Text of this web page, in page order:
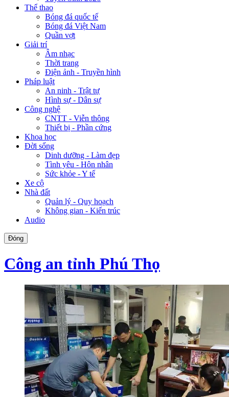
Thể thao
Bóng đá quốc tế
Bóng đá Việt Nam
Quần vợt
Giải trí
Âm nhạc
Thời trang
Điện ảnh - Truyền hình
Pháp luật
An ninh - Trật tự
Hình sự - Dân sự
Công nghệ
CNTT - Viễn thông
Thiết bị - Phần cứng
Khoa học
Đời sống
Dinh dưỡng - Làm đẹp
Tình yêu - Hôn nhân
Sức khỏe - Y tế
Xe cộ
Nhà đất
Quản lý - Quy hoạch
Không gian - Kiến trúc
Audio
Đóng
Công an tỉnh Phú Thọ